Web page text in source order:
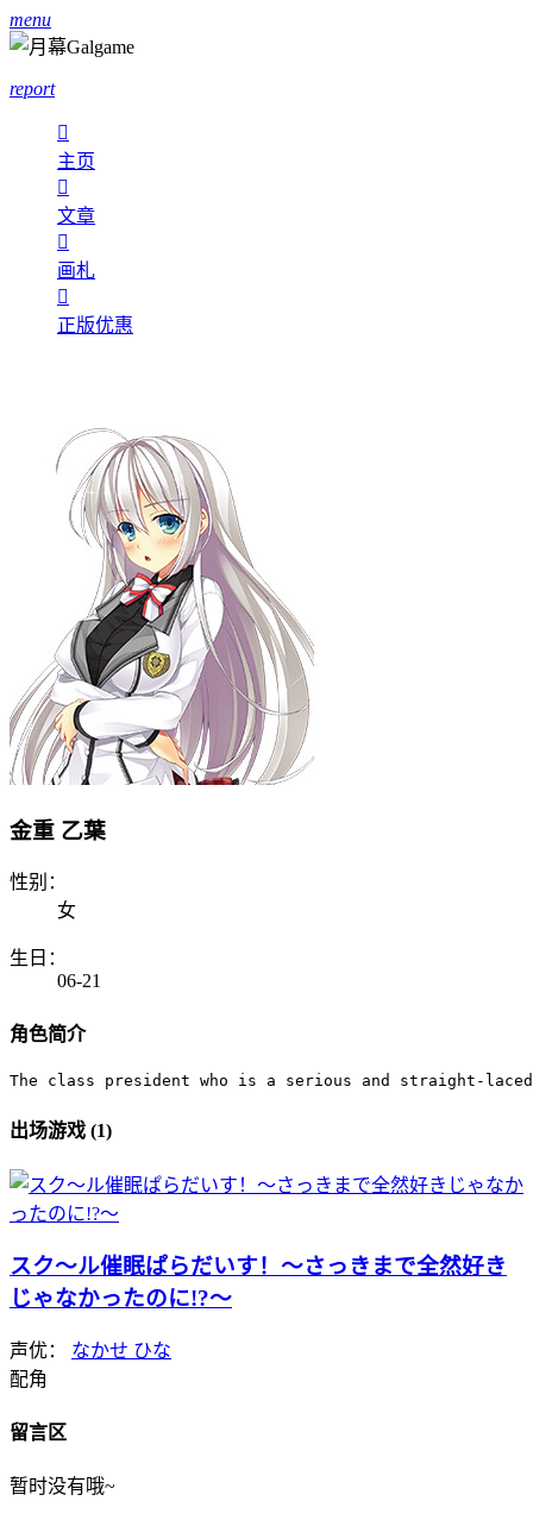
menu
report

主页

文章

画札

正版优惠
金重 乙葉
性别：
女
生日：
06-21
角色简介
The class president who is a serious and straight-
出场游戏 (1)
スク～ル催眠ぱらだいす！～さっきまで全然好き
じゃなかったのに!?～
声优： なかせ ひな
配角
留言区
暂时没有哦~